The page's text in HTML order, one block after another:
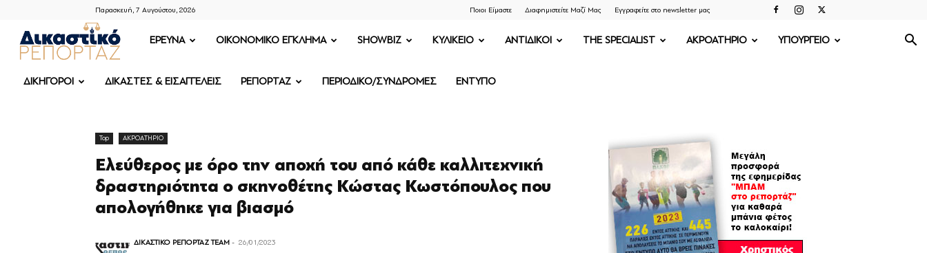
Παρασκευή, 7 Αυγούστου, 2026 Ποιοι Είμαστε Διαφημιστείτε Μαζί Μας Εγγραφείτε στο newsletter μας
ΔΙΚΑΣΤΙΚΟ
ΡΕΠΟΡΤΑΖ
ΕΡΕΥΝΑ OIKONOMIKO ΕΓΚΛΗΜΑ SHOWBIZ ΚΥΛΙΚΕΙΟ ΑΝΤΙΔΙΚΟΙ THE SPECIALIST ΑΚΡΟΑΤΗΡΙΟ ΥΠΟΥΡΓΕΙΟ
ΔΙΚΗΓΟΡΟΙ ΔΙΚΑΣΤΕΣ & ΕΙΣΑΓΓΕΛΕΙΣ ΡΕΠΟΡΤΑΖ ΠΕΡΙΟΔΙΚΟ/ΣΥΝΔΡΟΜΕΣ ΕΝΤΥΠΟ
Top ΑΚΡΟΑΤΗΡΙΟ
Ελεύθερος με όρο την αποχή του από κάθε καλλιτεχνική
δραστηριότητα ο σκηνοθέτης Κώστας Κωστόπουλος που
απολογήθηκε για βιασμό
ΔΙΚΑΣΤΙΚΟ ΡΕΠΟΡΤΑΖ TEAM - 26/01/2023